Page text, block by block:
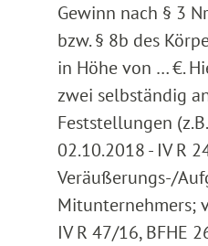
Gewinn nach § 3
bzw. § 8b des
in Höhe von … €.
zwei selbständig
Feststellungen
02.10.2018 - IV R
Veräußerungs-/
Mitunternehmers;
IV R 47/16, BFHE